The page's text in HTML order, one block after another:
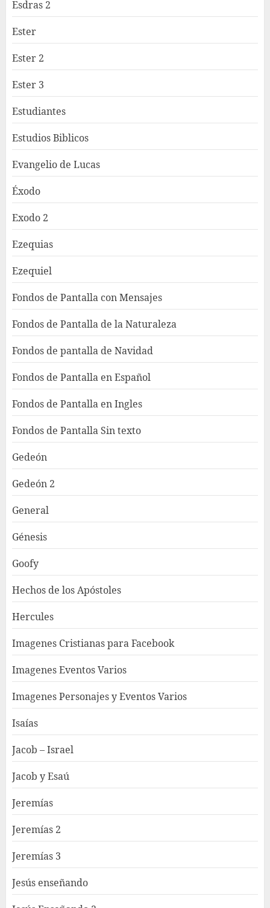
Esdras 2
Ester
Ester 2
Ester 3
Estudiantes
Estudios Biblicos
Evangelio de Lucas
Éxodo
Exodo 2
Ezequias
Ezequiel
Fondos de Pantalla con Mensajes
Fondos de Pantalla de la Naturaleza
Fondos de pantalla de Navidad
Fondos de Pantalla en Español
Fondos de Pantalla en Ingles
Fondos de Pantalla Sin texto
Gedeón
Gedeón 2
General
Génesis
Goofy
Hechos de los Apóstoles
Hercules
Imagenes Cristianas para Facebook
Imagenes Eventos Varios
Imagenes Personajes y Eventos Varios
Isaías
Jacob – Israel
Jacob y Esaú
Jeremías
Jeremías 2
Jeremías 3
Jesús enseñando